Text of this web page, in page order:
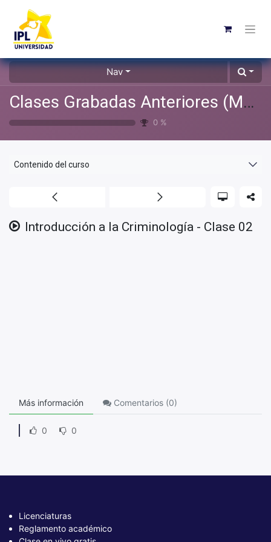
Nav
Clases Grabadas Anteriores (Material de apoyo para alumnos)
0 %
Contenido del curso
Introducción a la Criminología - Clase 02
Más información Comentarios (0)
0 0
Licenciaturas
Reglamento académico